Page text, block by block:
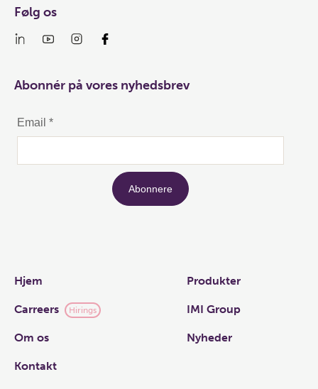
Links
Hjem Produkter
Carreers Hirings IMI Group
Om os Nyheder
Kontakt
Følg os
Abonnér på vores nyhedsbrev